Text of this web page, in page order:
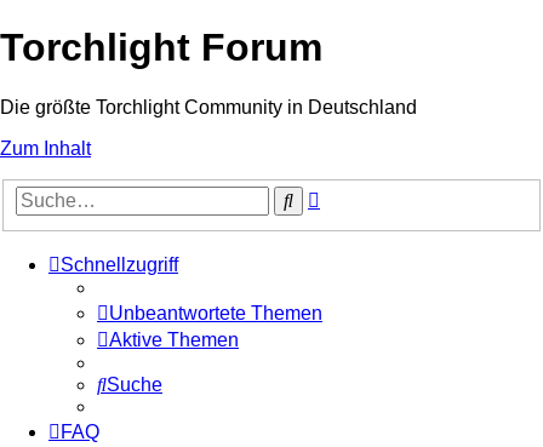
Torchlight Forum
Die größte Torchlight Community in Deutschland
Zum Inhalt
Suche
Schnellzugriff
Unbeantwortete Themen
Aktive Themen
Suche
FAQ